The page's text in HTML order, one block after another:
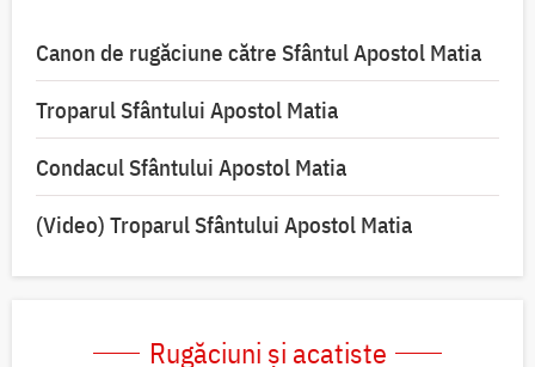
Canon de rugăciune către Sfântul Apostol Matia
Troparul Sfântului Apostol Matia
Condacul Sfântului Apostol Matia
(Video) Troparul Sfântului Apostol Matia
Rugăciuni și acatiste